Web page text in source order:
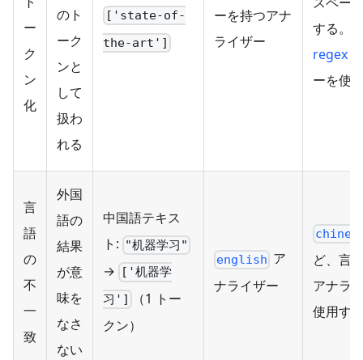
ー
ク
ン
化
のト
ーク
ンと
して
扱わ
れる
['state-of-
the-art']
ーを持つアナ
ライザー
する。
regex
ーを使
言
語
の
不
一
致
外国
語の
結果
が意
味を
なさ
ない
中国語テキス
ト: "机器学习"
→
['机器学
习']
（1 トー
クン）
english ア
ナライザー
ど、言
アナラ
使用す